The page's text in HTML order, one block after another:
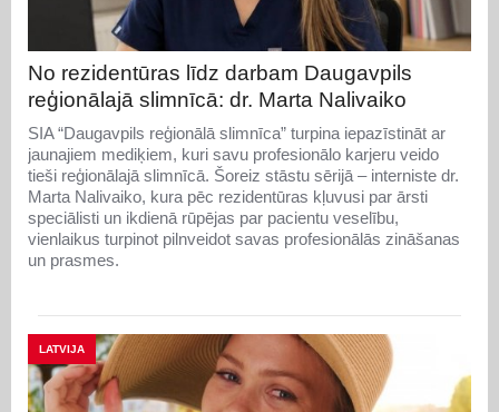
No rezidentūras līdz darbam Daugavpils
reģionālajā slimnīcā: dr. Marta Nalivaiko
SIA “Daugavpils reģionālā slimnīca” turpina iepazīstināt ar
jaunajiem mediķiem, kuri savu profesionālo karjeru veido
tieši reģionālajā slimnīcā. Šoreiz stāstu sērijā – interniste dr.
Marta Nalivaiko, kura pēc rezidentūras kļuvusi par ārsti
speciālisti un ikdienā rūpējas par pacientu veselību,
vienlaikus turpinot pilnveidot savas profesionālās zināšanas
un prasmes.
LATVIJA